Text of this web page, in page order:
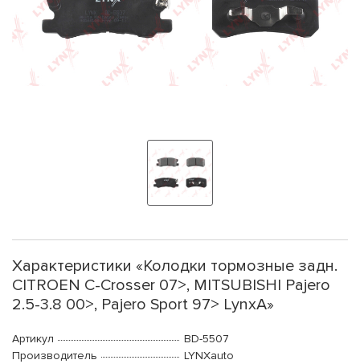
Характеристики «Колодки тормозные задн.
CITROEN C-Crosser 07>, MITSUBISHI Pajero
2.5-3.8 00>, Pajero Sport 97> LynxA»
Артикул
BD-5507
Производитель
LYNXauto